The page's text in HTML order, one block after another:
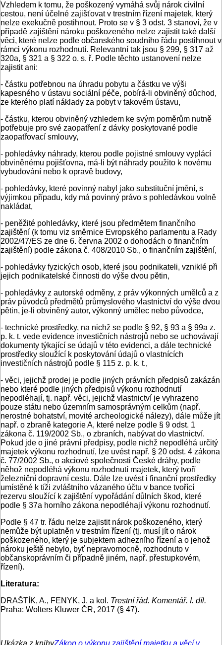
Vzhledem k tomu, že poškozený vymáhá svůj nárok civilní
cestou, není účelné zajišťovat v trestním řízení majetek, který
nelze exekučně postihnout. Proto se v § 3 odst. 3 stanoví, že v
případě zajištění nároku poškozeného nelze zajistit také další
věci, které nelze podle občanského soudního řádu postihnout v
rámci výkonu rozhodnutí. Relevantní tak jsou § 299, § 317 až
320a, § 321 a § 322 o. s. ř. Podle těchto ustanovení nelze
zajistit ani:
- částku potřebnou na úhradu pobytu a částku ve výši
kapesného v ústavu sociální péče, pobírá-li obviněný důchod,
ze kterého platí náklady za pobyt v takovém ústavu,
- částku, kterou obviněný vzhledem ke svým poměrům nutně
potřebuje pro své zaopatření z dávky poskytované podle
zaopatřovací smlouvy,
- pohledávky náhrady, kterou podle pojistné smlouvy vyplácí
obviněnému pojišťovna, má-li být náhrady použito k novému
vybudování nebo k opravě budovy,
- pohledávky, které povinný nabyl jako substituční jmění, s
výjimkou případu, kdy má povinný právo s pohledávkou volně
nakládat,
- peněžité pohledávky, které jsou předmětem finančního
zajištění (k tomu viz směrnice Evropského parlamentu a Rady
2002/47/ES ze dne 6. června 2002 o dohodách o finančním
zajištění) podle zákona č. 408/2010 Sb., o finančním zajištění,
- pohledávky fyzických osob, které jsou podnikateli, vzniklé při
jejich podnikatelské činnosti do výše dvou pětin,
- pohledávky z autorské odměny, z práv výkonných umělců a z
práv původců předmětů průmyslového vlastnictví do výše dvou
pětin, je-li obviněný autor, výkonný umělec nebo původce,
- technické prostředky, na nichž se podle § 92, § 93 a § 99a z.
p. k. t. vede evidence investičních nástrojů nebo se uchovávají
dokumenty týkající se údajů v této evidenci, a dále technické
prostředky sloužící k poskytování údajů o vlastnících
investičních nástrojů podle § 115 z. p. k. t.,
- věci, jejichž prodej je podle jiných právních předpisů zakázán
nebo které podle jiných předpisů výkonu rozhodnutí
nepodléhají, tj. např. věci, jejichž vlastnictví je vyhrazeno
pouze státu nebo územním samosprávným celkům (např.
nerostné bohatství, movité archeologické nálezy), dále může jít
např. o zbraně kategorie A, které nelze podle § 9 odst. 1
zákona č. 119/2002 Sb., o zbraních, nabývat do vlastnictví.
Pokud jde o jiné právní předpisy, podle nichž nepodléhá určitý
majetek výkonu rozhodnutí, lze uvést např. § 20 odst. 4 zákona
č. 77/2002 Sb., o akciové společnosti České dráhy, podle
něhož nepodléhá výkonu rozhodnutí majetek, který tvoří
železniční dopravní cestu. Dále lze uvést i finanční prostředky
umístěné k tíži zvláštního vázaného účtu v bance tvořící
rezervu sloužící k zajištění vypořádání důlních škod, které
podle § 37a horního zákona nepodléhají výkonu rozhodnutí.
Podle § 47 tr. řádu nelze zajistit nárok poškozeného, který
nemůže být uplatněn v trestním řízení (tj. musí jít o nárok
poškozeného, který je subjektem adhezního řízení a o jehož
nároku ještě nebylo, byť nepravomocně, rozhodnuto v
občanskoprávním či případně jiném, např. přestupkovém,
řízení).
Literatura:
DRAŠTÍK, A., FENYK, J. a kol. Trestní řád. Komentář. I. díl.
Praha: Wolters Kluwer ČR, 2017 (§ 47).
Ukázka z knihyZákon o výkonu zajištění majetku a věcí v